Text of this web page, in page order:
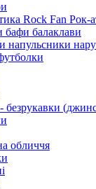
Рок-
бафи балаклави
напульсники
безрукавки
обличчя